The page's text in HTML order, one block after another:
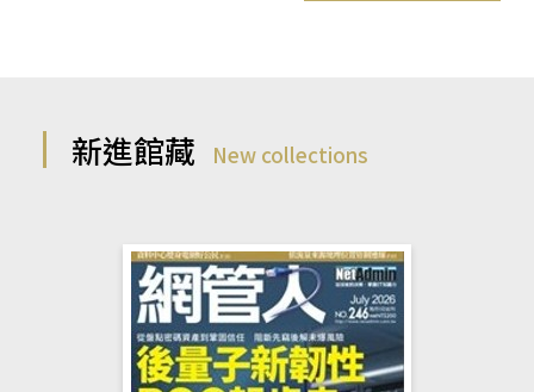
新進館藏 New collections